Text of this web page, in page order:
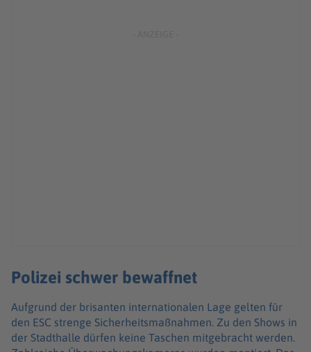
Polizei schwer bewaffnet
Aufgrund der brisanten internationalen Lage gelten für
den ESC strenge Sicherheitsmaßnahmen. Zu den Shows in
der Stadthalle dürfen keine Taschen mitgebracht werden.